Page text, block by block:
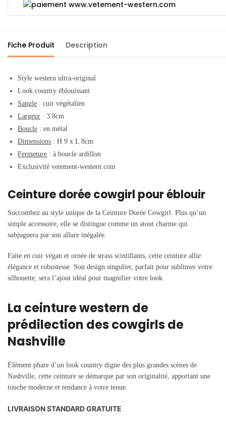
Fiche Produit Description
Style western ultra-original
Look country éblouissant
Sangle : cuir végétalien
Largeur : 3.8cm
Boucle : en métal
Dimensions : H 9 x L 8cm
Fermeture : à boucle ardillon
Exclusivité vetement-western.com
Ceinture dorée cowgirl pour éblouir
Succombez au style unique de la Ceinture Dorée Cowgirl. Plus qu’un
simple accessoire, elle se distingue comme un atout charme qui
subjuguera par son allure inégalée.
Faite en cuir végan et ornée de strass scintillants, cette ceinture allie
élégance et robustesse. Son design singulier, parfait pour sublimer votre
silhouette, sera l’ajout idéal pour magnifier votre look.
La ceinture western de
prédilection des cowgirls de
Nashville
Élément phare d’un look country digne des plus grandes scènes de
Nashville, cette ceinture se démarque par son originalité, apportant une
touche moderne et tendance à votre tenue.
LIVRAISON STANDARD GRATUITE